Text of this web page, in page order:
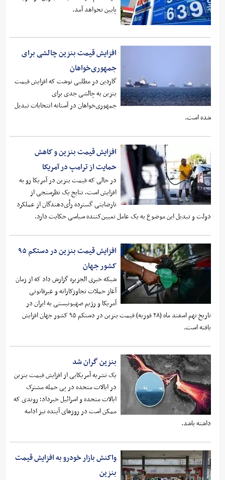
پایین نخواهد آمد.
افزایش قیمت بنزین چالشی برای
جمهوری‌خواهان
گاردین در مطلبی نوشت که افزایش قیمت
بنزین به چالشی جدی برای
جمهوری‌خواهان در آستانه انتخابات تبدیل
شده است.
افزایش قیمت بنزین و کاهش
حمایت از ترامپ در آمریکا
در حالی که قیمت بنزین در آمریکا رو به
افزایش است، نتایج یک نظرسنجی از
نارضایتی گسترده رأی‌دهندگان از عملکرد
دولت و تبدیل این موضوع به یک عامل تعیین‌کننده سیاسی حکایت دارد.
افزایش قیمت بنزین در دستکم ۹۵
کشور جهان
شبکه خبری الجزیره گزارش داد که از زمان
آغاز حملات تجاوزکارانه و غیرقانونی
آمریکا و رژیم صهیونیستی به ایران در
تاریخ نهم اسفند ماه (۲۸ فوریه) قیمت بنزین در دستکم ۹۵ کشور جهان افزایش
یافته است.
بنزین گران شد
یک نشریه آمریکایی از افزایش قیمت بنزین
در ایالات متحده در پی حمله مشترک
ایالات متحده و اسرائیل خبرداد؛ روندی که
ممکن است در روزهای آینده نیز ادامه
داشته باشد.
واکنش بازار خودرو به افزایش قیمت
بنزین